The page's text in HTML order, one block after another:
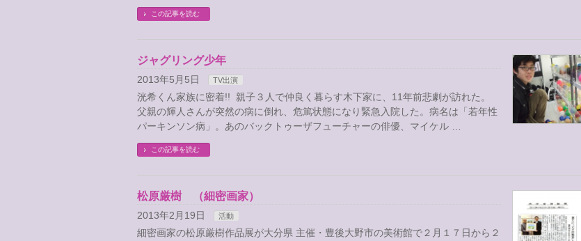
この記事を読む
ジャグリング少年
2013年5月5日 TV出演
洸希くん家族に密着!! 親子３人で仲良く暮らす木下家に、11年前悲劇が訪れた。
父親の輝人さんが突然の病に倒れ、危篤状態になり緊急入院した。病名は「若年性
パーキンソン病」。あのバックトゥーザフューチャーの俳優、マイケル …
この記事を読む
松原厳樹 （細密画家）
2013年2月19日 活動
細密画家の松原厳樹作品展が大分県 主催・豊後大野市の美術館で２月１７日から２